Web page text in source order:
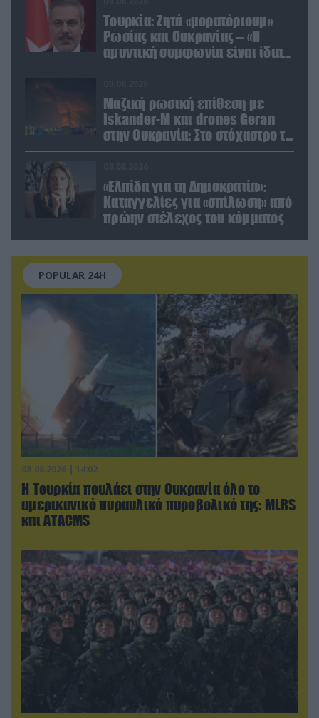
Τουρκία: Ζητά «μορατόριουμ»
Ρωσίας και Ουκρανίας – «Η
αμυντική συμφωνία είναι ίδια
με το άρθρο 5 του ΝΑΤΟ» (upd)
Μαζική ρωσική επίθεση με
Iskander-M και drones Geran
στην Ουκρανία: Στο στόχαστρο το
εργοστάσιο των Flamingo
«Ελπίδα για τη Δημοκρατία»:
Καταγγελίες για «σπίλωση» από
πρώην στέλεχος του κόμματος
POPULAR 24H
08.08.2026 | 14:02
Η Τουρκία πουλάει στην Ουκρανία όλο το
αμερικανικό πυραυλικό πυροβολικό της: MLRS
και ΑΤΑCMS